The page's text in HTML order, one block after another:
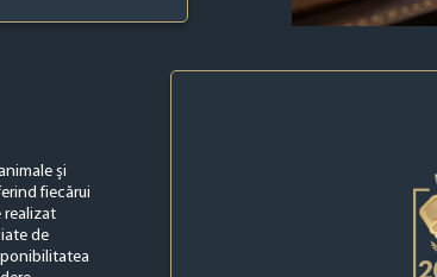
și
fiecărui
realizat
de